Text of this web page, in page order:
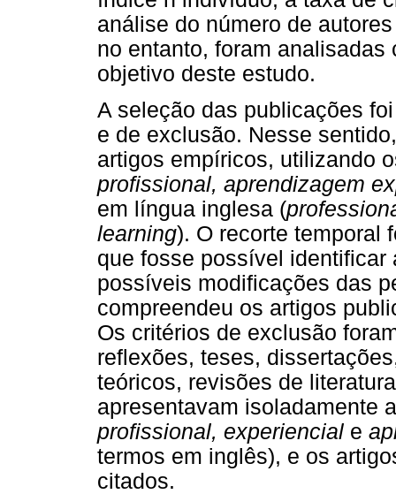
análise do número de
no entanto, foram
objetivo deste estudo.
A seleção das publicações
e de exclusão. Nesse
artigos empíricos, utilizando
profissional, aprendizagem
em língua inglesa (
learning). O recorte temporal
que fosse possível
possíveis modificações das
compreendeu os artigos
Os critérios de exclusão
reflexões, teses,
teóricos, revisões de
apresentavam isoladamente
profissional, experiencial e
termos em inglês), e os
citados.